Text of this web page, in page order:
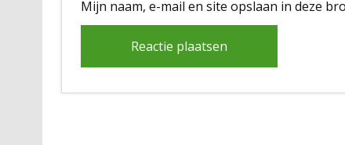
Mijn naam, e-mail en site opslaan in deze
Alternative: